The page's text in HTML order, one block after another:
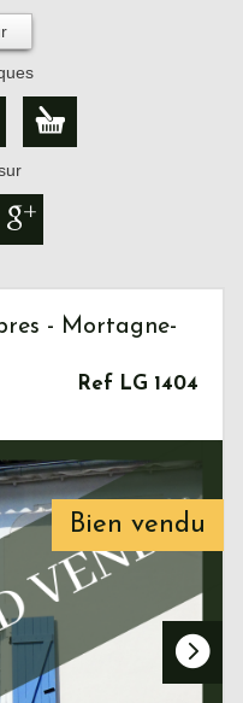
Bien vendu
- Mortagne-
Ref LG 1404